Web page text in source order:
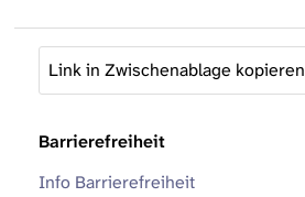
Link in Zwischenablage kopieren
Barrierefreiheit
Info Barrierefreiheit